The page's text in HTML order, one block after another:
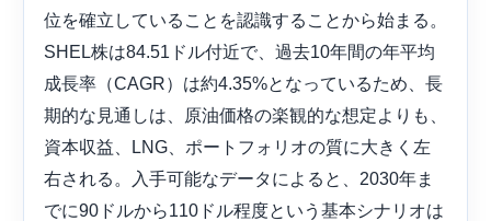
位を確立していることを認識することから始まる。
SHEL株は84.51ドル付近で、過去10年間の年平均
成長率（CAGR）は約4.35%となっているため、長
期的な見通しは、原油価格の楽観的な想定よりも、
資本収益、LNG、ポートフォリオの質に大きく左
右される。入手可能なデータによると、2030年ま
でに90ドルから110ドル程度という基本シナリオは